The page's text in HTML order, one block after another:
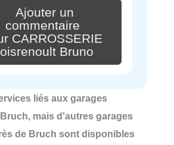
Ajouter un
commentaire
CARROSSERIE
Bruno
liés aux garages
mais d'autres garages
de Bruch sont disponibles